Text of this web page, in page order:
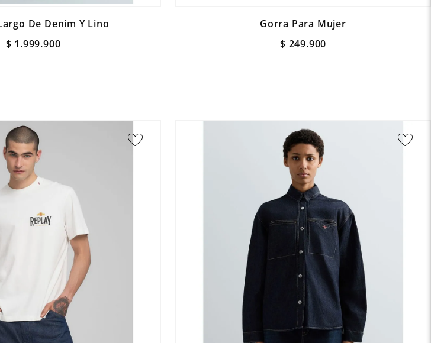
De Denim Y Lino
$ 1.999.900
Gorra Para Mujer
$ 249.900